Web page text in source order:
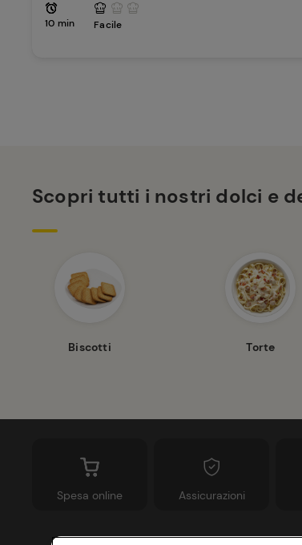
10 min Facile
Scopri tutti i nostri dolci e
Biscotti Torte
Spesa online Assicurazioni